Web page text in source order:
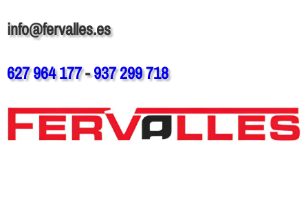
info@fervalles.es
627 964 177-937 299 718